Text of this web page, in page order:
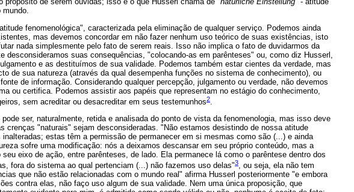
mundo.
fenomenológica", caracterizada pela eliminação de qualquer serviço. Podemos ainda
mas devemos concordar em não fazer nenhum uso teórico de suas existências, isto
nada simplesmente pelo fato de serem reais. Isso não implica o fato de duvidarmos da
desconsideramos suas consequências, "colocando-as em parênteses" ou, como diz Husserl,
e as destituímos de sua validade. Podemos também estar cientes da verdade, mas
de sua natureza (através da qual desempenha funções no sistema de conhecimento), ou
de informação. Considerando qualquer percepção, julgamento ou verdade, não devemos
ou certifica. Podemos assistir aos papéis que representam no estágio do conhecimento,
sem acreditar ou desacreditar em seus testemunhos2
ser, naturalmente, retida e analisada do ponto de vista da fenomenologia, mas isso deve
crenças "naturais" sejam desconsideradas. "Não estamos desistindo de nossa atitude
estas têm a permissão de permanecer em si mesmas como são (...) e ainda
sofre uma modificação: nós a deixamos descansar em seu próprio conteúdo, mas a
eixo de ação, entre parênteses, de lado. Ela permanece lá como o parêntese dentro dos
fora do sistema ao qual pertenciam (...) não fazemos uso delas"3, ou seja, ela não tem
que não estão relacionadas com o mundo real" afirma Husserl posteriormente "e embora
contra elas, não faço uso algum de sua validade. Nem uma única proposição, que